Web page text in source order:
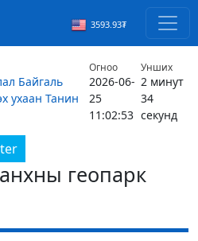
3593.93₮
Байгаль
ухаан Танин
Огноо
2026-06-
25
11:02:53
Унших
2 минут
34
секунд
геопарк